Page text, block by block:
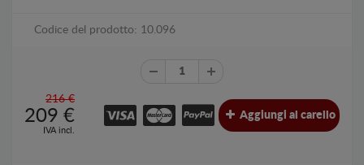
Codice del prodotto: 10.096
216 €
209 €
IVA incl.
Aggiungi al carello